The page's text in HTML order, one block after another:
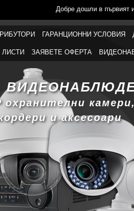
Добре дошли в първият
ГАРАНЦИОННИ УСЛОВИЯ
ЗАЯВЕТЕ ОФЕРТА
охранителни камери,
и аксесоари